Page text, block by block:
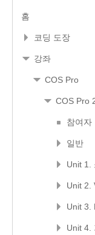
홈
코딩 도장
강좌
COS Pro
COS Pro
참여자
일반
Unit 1.
Unit 2.
Unit 3.
Unit 4.